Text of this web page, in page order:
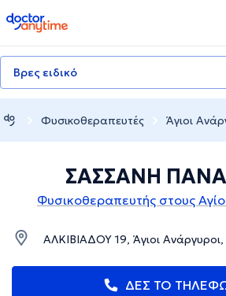
doctoranytime
Βρες ειδικό
Φυσικοθεραπευτές Άγιοι
ΣΑΣΣΑΝΗ
Φυσικοθεραπευτής στους
ΑΛΚΙΒΙΑΔΟΥ 19, Άγιοι Ανάργυροι,
ΔΕΣ ΤΟ